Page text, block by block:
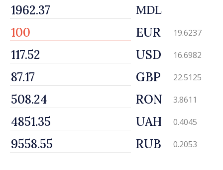
MDL
EUR 19.6237
USD 16.6982
GBP 22.5125
RON 3.8611
UAH 0.4045
RUB 0.2053